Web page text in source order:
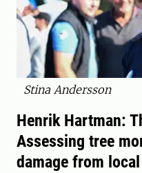
Stina Andersson
Henrik Hartman:
Assessing tree
damage from